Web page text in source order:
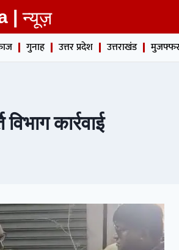
| न्यूज़
गुनाह उत्तर प्रदेश उत्तराखंड
विभाग कार्रवाई